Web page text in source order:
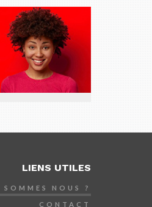
LIENS UTILES
SOMMES NOUS ?
CONTACT